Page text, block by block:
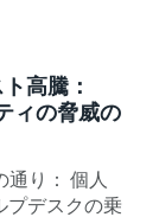
高騰：
ィの脅威の
り： 個人
プデスクの乗